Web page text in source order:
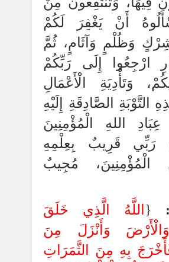
أَنْ يَغْفِرَ لَكُمْ
وَظُلْمٍ وَآثَامٍ، ثُمَّ
ارْجِعُوا إِلَى رَبِّكُمْ
وَتَأْدِيَةِ الْأَعْمَالِ
التَّوْبَةِ الصَّادِقَةِ إِلَيْهِ
اللهِ الْمُؤْمِنِينَ
رَبِّي قَرِيبٌ بِعِلْمِهِ
الْمُؤْمِنِينَ، مُجِيبٌ
{ اللَّهُ الَّذِي خَلَقَ
وَأَنْزَلَ مِنَ
بِهِ مِنَ الثَّمَرَاتِ